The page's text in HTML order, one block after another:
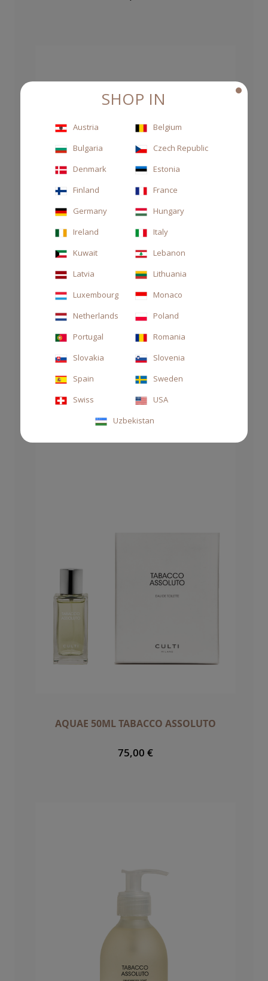
SAPONE MANI E CORPO 500 ML TABACCO
ASSOLUTO
38,00 €
AQUAE 50ML TABACCO ASSOLUTO
75,00 €
SHOP IN
Austria
Belgium
Bulgaria
Czech Republic
Denmark
Estonia
Finland
France
Germany
Hungary
Ireland
Italy
Kuwait
Lebanon
Latvia
Lithuania
Luxembourg
Monaco
Netherlands
Poland
Portugal
Romania
Slovakia
Slovenia
Spain
Sweden
Swiss
USA
Uzbekistan